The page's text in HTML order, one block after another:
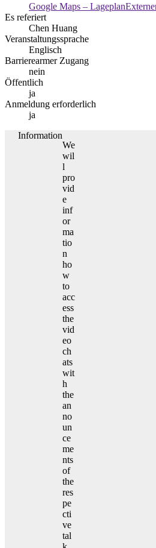
Google Maps – Lageplan
Es referiert
Chen Huang
Veranstaltungssprache
Englisch
Barrierearmer Zugang
nein
Öffentlich
ja
Anmeldung erforderlich
ja
Information
We
wil
l
pro
vid
e
inf
or
ma
tio
n
ho
w
to
acc
ess
the
vid
eo
ch
ats
wit
h
the
an
no
un
ce
me
nts
of
the
res
pe
cti
ve
tal